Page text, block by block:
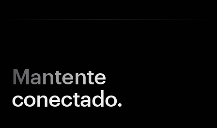
Mantente
conectado.